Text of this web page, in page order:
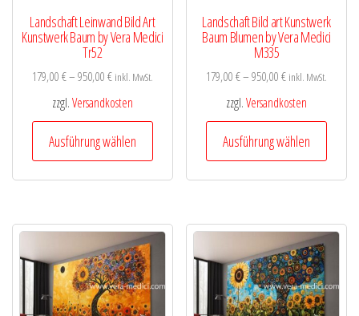
werden
Landschaft Leinwand Bild Art
Kunstwerk Baum by Vera Medici
Tr52
179,00€–950,00€ inkl. MwSt.
zzgl.Versandkosten
Ausführung wählen
Dieses
auf.
Optionen
Landschaft Bild art Kunstwerk
Baum Blumen by Vera Medici
M335
179,00€–950,00€ inkl. MwSt.
zzgl.Versandkosten
Ausführung wählen
Dieses
auf.